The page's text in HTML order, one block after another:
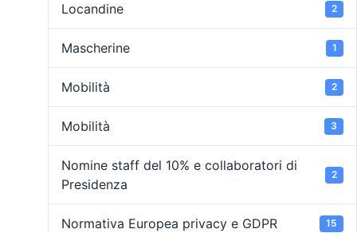
Locandine 2
Mascherine 1
Mobilità 2
Mobilità 3
Nomine staff del 10% e collaboratori di
Presidenza
2
Normativa Europea privacy e GDPR 15